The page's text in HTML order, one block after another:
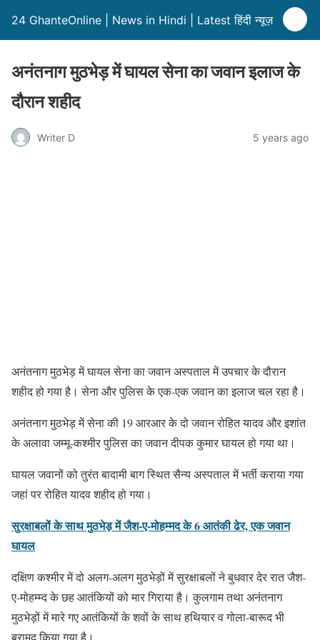
24 GhanteOnline | News in Hindi | Latest हिंदी न्यूज़
अनंतनाग मुठभेड़ में घायल सेना का जवान इलाज के
दौरान शहीद
Writer D 5 years ago
अनंतनाग मुठभेड़ में घायल सेना का जवान अस्पताल में उपचार के दौरान
शहीद हो गया है। सेना और पुलिस के एक-एक जवान का इलाज चल रहा है।
अनंतनाग मुठभेड़ में सेना की 19 आरआर के दो जवान रोहित यादव और इशांत
के अलावा जम्मू-कश्मीर पुलिस का जवान दीपक कुमार घायल हो गया था।
घायल जवानों को तुरंत बादामी बाग स्थित सैन्य अस्पताल में भर्ती कराया गया
जहां पर रोहित यादव शहीद हो गया।
सुरक्षाबलों के साथ मुठभेड़ में जैश-ए-मोहम्मद के 6 आतंकी ढेर, एक जवान
घायल
दक्षिण कश्मीर में दो अलग-अलग मुठभेड़ों में सुरक्षाबलों ने बुधवार देर रात जैश-
ए-मोहम्म्द के छह आतंकियों को मार गिराया है। कुलगाम तथा अनंतनाग
मुठभेड़ों में मारे गए आतंकियों के शवों के साथ हथियार व गोला-बारूद भी
बरामद किया गया है।